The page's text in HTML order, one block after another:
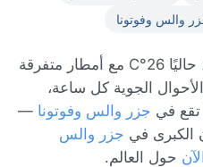
والس وفوتونا
الطقس المباشر في Utufua، حاليًا 26°C مع أمطار متفرقة
توقعات 7 يومًا، الأحوال الجوية كل ساعة،
جزر والس وفوتونا —
في جزر والس
حول العالم.